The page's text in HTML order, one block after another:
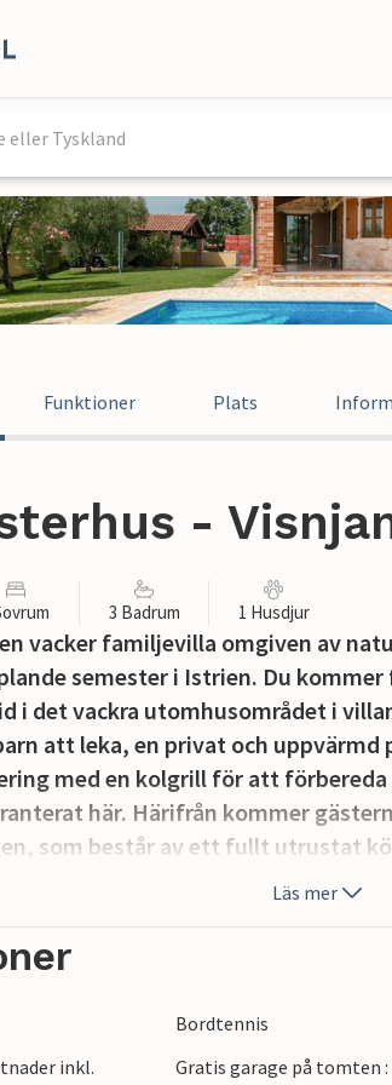
Funktioner Plats
-
3 Badrum 1 Husdjur
vacker familjevilla omgiven av
semester i Istrien. Du
i det vackra utomhusområdet i
att leka, en privat och uppvärmd
med en kolgrill för att
här. Härifrån kommer
som består av ett fullt utrustat
öppen spis, ett badrum med
och har en TV och en dubbelsäng.
sovrummet har luftkonditionering
Läs mer
Bordtennis
inkl.
Gratis garage på tomten :